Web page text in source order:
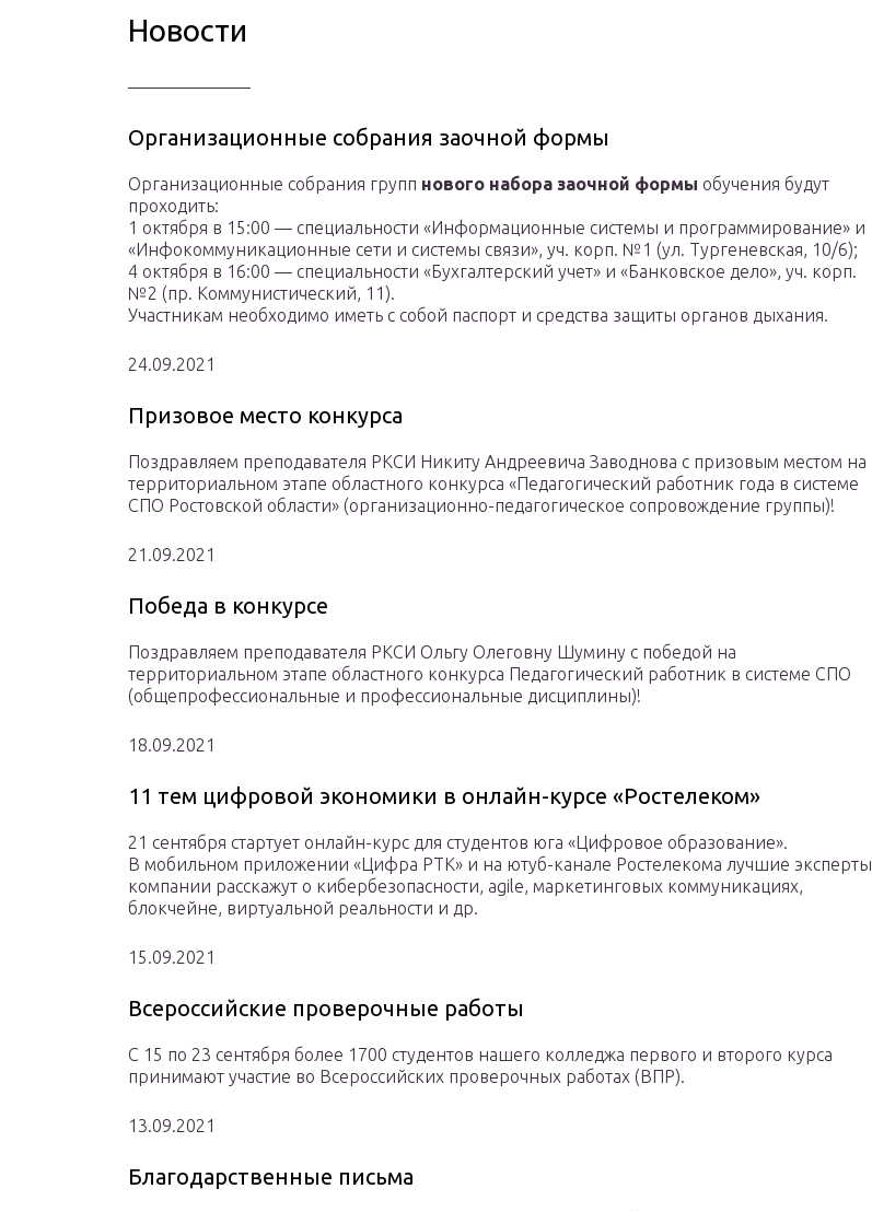
Новости
———————
Организационные собрания заочной формы
Организационные собрания групп нового набора заочной формы обучения будут
проходить:
1 октября в 15:00 — специальности «Информационные системы и программирование» и
«Инфокoммуникационные сети и системы связи», уч. корп. №1 (ул. Тургеневская, 10/6);
4 октября в 16:00 — специальности «Бухгалтерский учет» и «Банковское дело», уч. корп.
№2 (пр. Коммунистический, 11).
Участникам необходимо иметь с собой паспорт и средства защиты органов дыхания.
24.09.2021
Призовое место конкурса
Поздравляем преподавателя РКСИ Никиту Андреевича Заводнова с призовым местом на
территориальном этапе областного конкурса «Педагогический работник года в системе
СПО Ростовской области» (организационно-педагогическое сопровождение группы)!
21.09.2021
Победа в конкурсе
Поздравляем преподавателя РКСИ Ольгу Олеговну Шумину с победой на
территориальном этапе областного конкурса Педагогический работник в системе СПО
(общепрофессиональные и профессиональные дисциплины)!
18.09.2021
11 тем цифровой экономики в онлайн-курсе «Ростелеком»
21 сентября стартует онлайн-курс для студентов юга «Цифровое образование».
В мобильном приложении «Цифра РТК» и на ютуб-канале Ростелекома лучшие эксперты
компании расскажут о кибербезопасности, agile, маркетинговых коммуникациях,
блокчейне, виртуальной реальности и др.
15.09.2021
Всероссийские проверочные работы
С 15 по 23 сентября более 1700 студентов нашего колледжа первого и второго курса
принимают участие во Всероссийских проверочных работах (ВПР).
13.09.2021
Благодарственные письма